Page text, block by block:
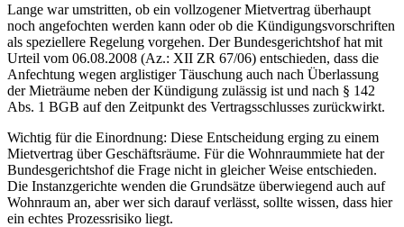
Lange war umstritten, ob ein vollzogener Mietvertrag überhaupt
noch angefochten werden kann oder ob die Kündigungsvorschriften
als speziellere Regelung vorgehen. Der Bundesgerichtshof hat mit
Urteil vom 06.08.2008 (Az.: XII ZR 67/06) entschieden, dass die
Anfechtung wegen arglistiger Täuschung auch nach Überlassung
der Mieträume neben der Kündigung zulässig ist und nach § 142
Abs. 1 BGB auf den Zeitpunkt des Vertragsschlusses zurückwirkt.
Wichtig für die Einordnung: Diese Entscheidung erging zu einem
Mietvertrag über Geschäftsräume. Für die Wohnraummiete hat der
Bundesgerichtshof die Frage nicht in gleicher Weise entschieden.
Die Instanzgerichte wenden die Grundsätze überwiegend auch auf
Wohnraum an, aber wer sich darauf verlässt, sollte wissen, dass hier
ein echtes Prozessrisiko liegt.